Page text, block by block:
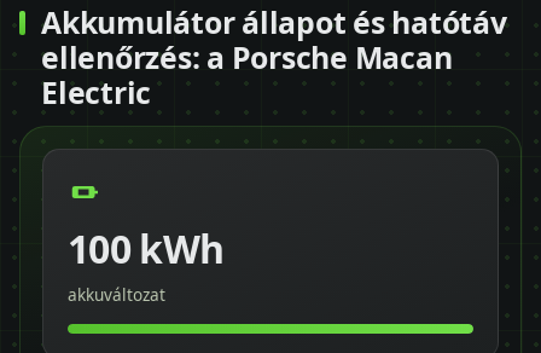
Akkumulátor állapot és hatótáv
ellenőrzés: a Porsche Macan
Electric
100 kWh
akkuváltozat